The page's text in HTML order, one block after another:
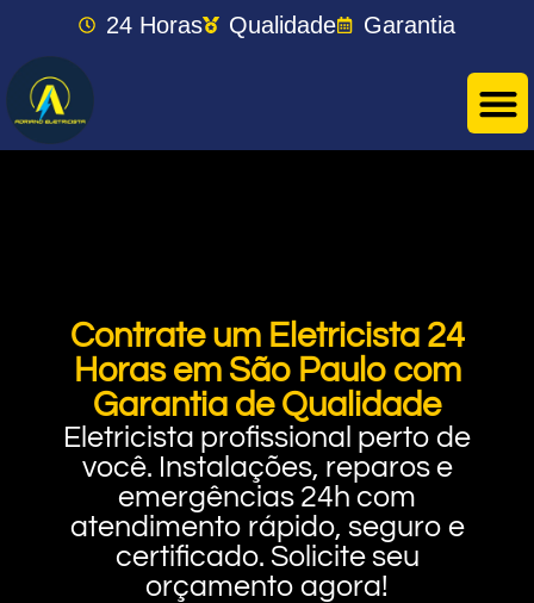
24 Horas Qualidade Garantia
Contrate um Eletricista 24
Horas em São Paulo com
Garantia de Qualidade
Eletricista profissional perto de
você. Instalações, reparos e
emergências 24h com
atendimento rápido, seguro e
certificado. Solicite seu
orçamento agora!